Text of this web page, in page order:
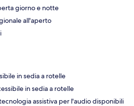
giorno e notte
all'aperto
in sedia a rotelle
in sedia a rotelle
assistiva per l'audio disponibili